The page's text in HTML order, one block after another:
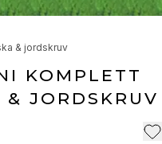
& jordskruv
KOMPLETT
JORDSKRUV